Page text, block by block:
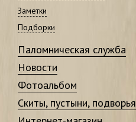
Заметки
Подборки
Паломническая служба
Новости
Фотоальбом
Скиты, пустыни, подворья